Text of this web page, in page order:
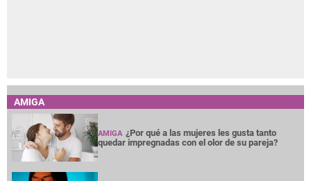
AMIGA
AMIGA ¿Por qué a las mujeres les gusta tanto
quedar impregnadas con el olor de su pareja?